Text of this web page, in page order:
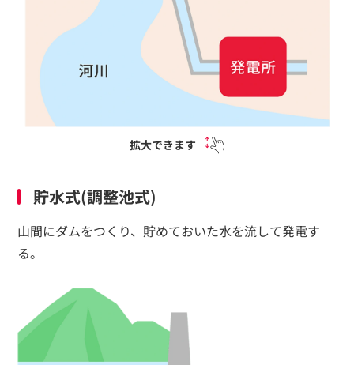
拡大できます
貯水式(調整池式)
山間にダムをつくり、貯めておいた水を流して発電す
る。